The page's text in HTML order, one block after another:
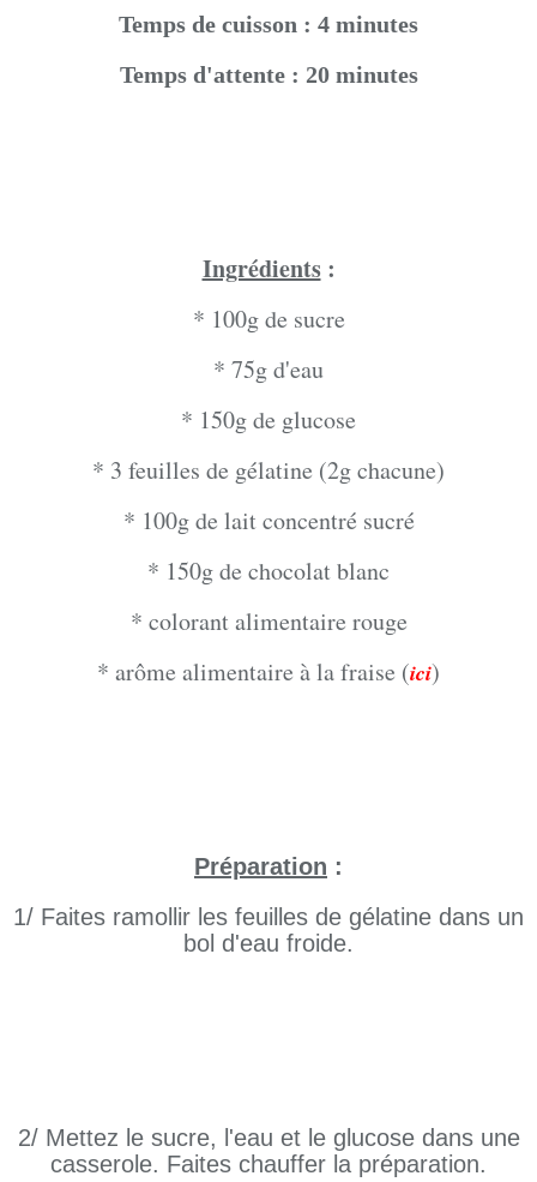
Temps de cuisson : 4 minutes
Temps d'attente : 20 minutes
Ingrédients:
* 100g de sucre
* 75g d'eau
* 150g de glucose
* 3 feuilles de gélatine (2g chacune)
* 100g de lait concentré sucré
* 150g de chocolat blanc
* colorant alimentaire rouge
* arôme alimentaire à la fraise (ici)
Préparation :
1/ Faites ramollir les feuilles de gélatine dans un
bol d'eau froide.
2/ Mettez le sucre, l'eau et le glucose dans une
casserole. Faites chauffer la préparation.